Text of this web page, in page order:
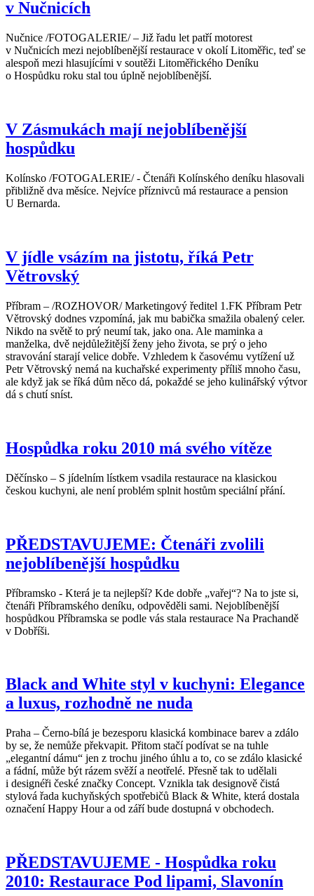
v Nučnicích
Nučnice /FOTOGALERIE/ – Již řadu let patří motorest
v Nučnicích mezi nejoblíbenější restaurace v okolí Litoměřic, teď se
alespoň mezi hlasujícími v soutěži Litoměřického Deníku
o Hospůdku roku stal tou úplně nejoblíbenější.
V Zásmukách mají nejoblíbenější
hospůdku
Kolínsko /FOTOGALERIE/ - Čtenáři Kolínského deníku hlasovali
přibližně dva měsíce. Nejvíce příznivců má restaurace a pension
U Bernarda.
V jídle vsázím na jistotu, říká Petr
Větrovský
Příbram – /ROZHOVOR/ Marketingový ředitel 1.FK Příbram Petr
Větrovský dodnes vzpomíná, jak mu babička smažila obalený celer.
Nikdo na světě to prý neumí tak, jako ona. Ale maminka a
manželka, dvě nejdůležitější ženy jeho života, se prý o jeho
stravování starají velice dobře. Vzhledem k časovému vytížení už
Petr Větrovský nemá na kuchařské experimenty příliš mnoho času,
ale když jak se říká dům něco dá, pokaždé se jeho kulinářský výtvor
dá s chutí sníst.
Hospůdka roku 2010 má svého vítěze
Děčínsko – S jídelním lístkem vsadila restaurace na klasickou
českou kuchyni, ale není problém splnit hostům speciální přání.
PŘEDSTAVUJEME: Čtenáři zvolili
nejoblíbenější hospůdku
Příbramsko - Která je ta nejlepší? Kde dobře „vařej“? Na to jste si,
čtenáři Příbramského deníku, odpověděli sami. Nejoblíbenější
hospůdkou Příbramska se podle vás stala restaurace Na Prachandě
v Dobříši.
Black and White styl v kuchyni: Elegance
a luxus, rozhodně ne nuda
Praha – Černo-bílá je bezesporu klasická kombinace barev a zdálo
by se, že nemůže překvapit. Přitom stačí podívat se na tuhle
„elegantní dámu“ jen z trochu jiného úhlu a to, co se zdálo klasické
a fádní, může být rázem svěží a neotřelé. Přesně tak to udělali
i designéři české značky Concept. Vznikla tak designově čistá
stylová řada kuchyňských spotřebičů Black & White, která dostala
označení Happy Hour a od září bude dostupná v obchodech.
PŘEDSTAVUJEME - Hospůdka roku
2010: Restaurace Pod lipami, Slavonín